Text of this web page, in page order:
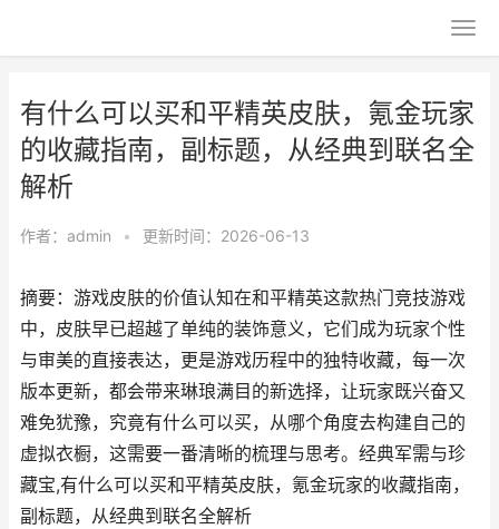
有什么可以买和平精英皮肤，氪金玩家
的收藏指南，副标题，从经典到联名全
解析
作者： admin • 更新时间：2026-06-13
摘要：游戏皮肤的价值认知在和平精英这款热门竞技游戏
中，皮肤早已超越了单纯的装饰意义，它们成为玩家个性
与审美的直接表达，更是游戏历程中的独特收藏，每一次
版本更新，都会带来琳琅满目的新选择，让玩家既兴奋又
难免犹豫，究竟有什么可以买，从哪个角度去构建自己的
虚拟衣橱，这需要一番清晰的梳理与思考。经典军需与珍
藏宝,有什么可以买和平精英皮肤，氪金玩家的收藏指南，
副标题，从经典到联名全解析